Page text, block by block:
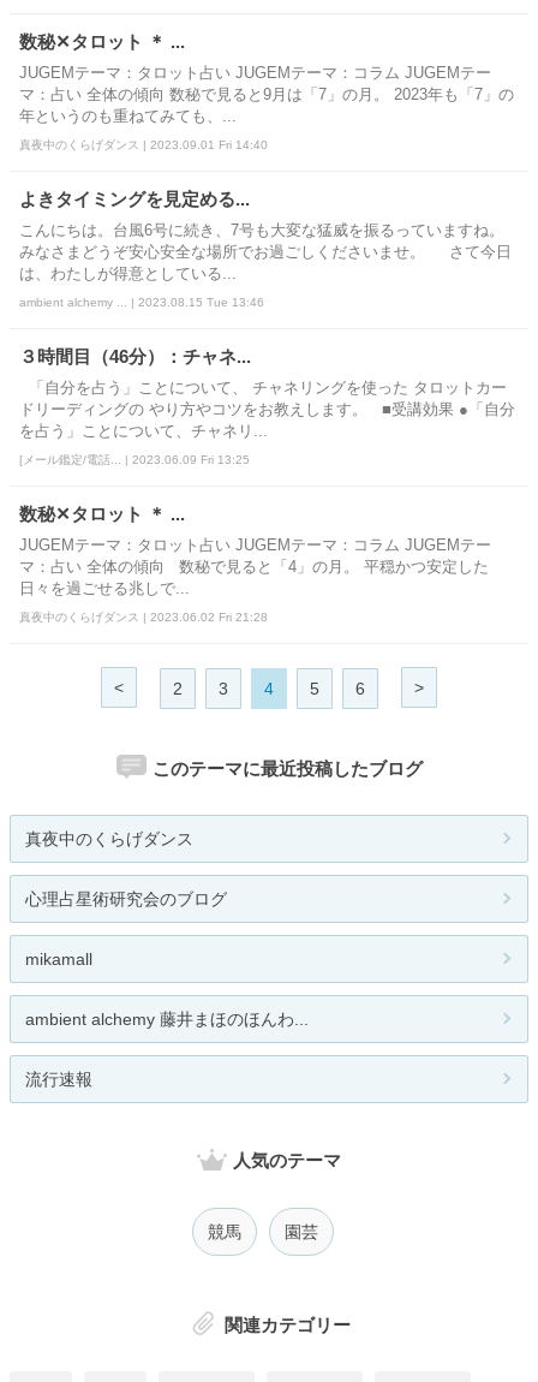
数秘✕タロット ＊ ...
JUGEMテーマ：タロット占い JUGEMテーマ：コラム JUGEMテー
マ：占い 全体の傾向 数秘で見ると9月は「7」の月。 2023年も「7」の
年というのも重ねてみても、...
真夜中のくらげダンス | 2023.09.01 Fri 14:40
よきタイミングを見定める...
こんにちは。台風6号に続き、7号も大変な猛威を振るっていますね。
みなさまどうぞ安心安全な場所でお過ごしくださいませ。 さて今日
は、わたしが得意としている...
ambient alchemy ... | 2023.08.15 Tue 13:46
３時間目（46分）：チャネ...
「自分を占う」ことについて、 チャネリングを使った タロットカー
ドリーディングの やり方やコツをお教えします。 ■受講効果 ●「自分
を占う」ことについて、チャネリ...
[メール鑑定/電話... | 2023.06.09 Fri 13:25
数秘✕タロット ＊ ...
JUGEMテーマ：タロット占い JUGEMテーマ：コラム JUGEMテー
マ：占い 全体の傾向 数秘で見ると「4」の月。 平穏かつ安定した
日々を過ごせる兆しで...
真夜中のくらげダンス | 2023.06.02 Fri 21:28
< 2 3 4 5 6 >
このテーマに最近投稿したブログ
真夜中のくらげダンス
心理占星術研究会のブログ
mikamall
ambient alchemy 藤井まほのほんわ...
流行速報
人気のテーマ
競馬 園芸
関連カテゴリー